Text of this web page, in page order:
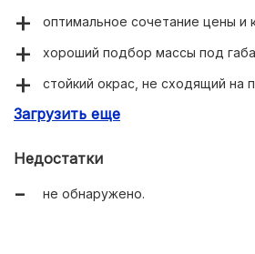
оптимальное сочетание цены и
хороший подбор массы под
стойкий окрас, не сходящий на
витиеватое движение,
Загрузить еще
Недостатки
не обнаружено.